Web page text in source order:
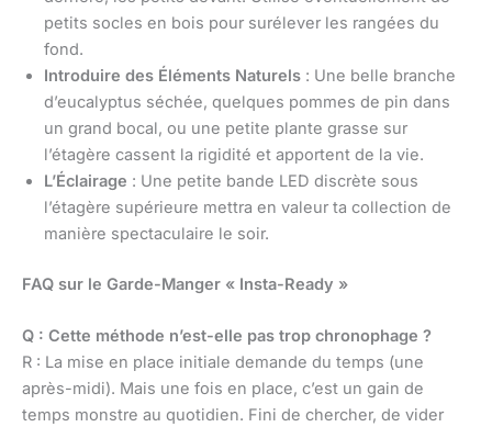
petits socles en bois pour surélever les rangées du
fond.
Introduire des Éléments Naturels : Une belle branche
d’eucalyptus séchée, quelques pommes de pin dans
un grand bocal, ou une petite plante grasse sur
l’étagère cassent la rigidité et apportent de la vie.
L’Éclairage : Une petite bande LED discrète sous
l’étagère supérieure mettra en valeur ta collection de
manière spectaculaire le soir.
FAQ sur le Garde-Manger « Insta-Ready »
Q : Cette méthode n’est-elle pas trop chronophage ?
R : La mise en place initiale demande du temps (une
après-midi). Mais une fois en place, c’est un gain de
temps monstre au quotidien. Fini de chercher, de vider